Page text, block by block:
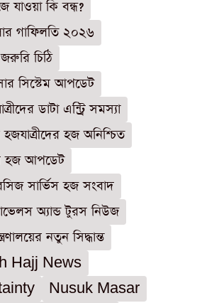
যাওয়া কি বন্ধ?
গাফিলতি ২০২৬
জরুরি চিঠি
সিস্টেম আপডেট
ডাটা এন্ট্রি সমস্যা
হজ অনিশ্চিত
হজ আপডেট
সার্ভিস হজ সংবাদ
অ্যান্ড টুরস নিউজ
নতুন সিদ্ধান্ত
Hajj News
Nusuk Masar